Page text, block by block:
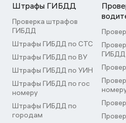
Штрафы ГИБДД
Проверка штрафов
ГИБДД
Штрафы ГИБДД по СТС
Штрафы ГИБДД по ВУ
Штрафы ГИБДД по УИН
Штрафы ГИБДД по гос
номеру
Штрафы ГИБДД по
городам
ГИБДД